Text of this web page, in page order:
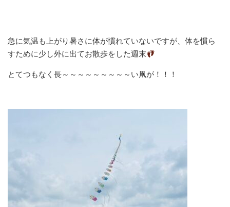
急に気温も上がり暑さに体が慣れていないですが、体を慣ら
すために少し外に出てお散歩をした週末
とてつもなく長～～～～～～～～～い凧が！！！